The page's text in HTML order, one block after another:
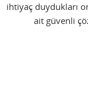
ihtiyaç duydukları
ait güvenli